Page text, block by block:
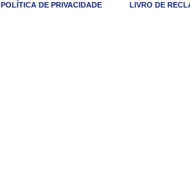
POLÍTICA DE PRIVACIDADE LIVRO DE